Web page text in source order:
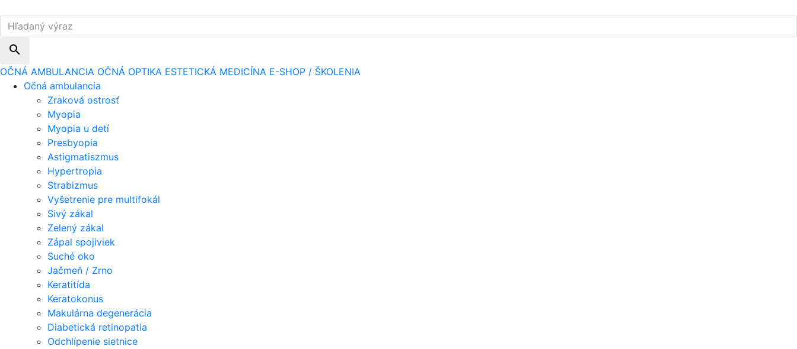
search
OČNÁ AMBULANCIA OČNÁ OPTIKA ESTETICKÁ MEDICÍNA E-SHOP / ŠKOLENIA
Očná ambulancia
Zraková ostrosť
Myopia
Myopia u detí
Presbyopia
Astigmatiszmus
Hypertropia
Strabizmus
Vyšetrenie pre multifokál
Sivý zákal
Zelený zákal
Zápal spojiviek
Suché oko
Jačmeň / Zrno
Keratitída
Keratokonus
Makulárna degenerácia
Diabetická retinopatia
Odchlípenie sietnice